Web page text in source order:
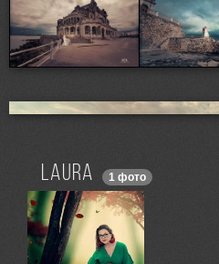
Laura 1 фото